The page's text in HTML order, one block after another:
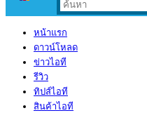
หน้าแรก
ดาวน์โหลด
ข่าวไอที
รีวิว
ทิปส์ไอที
สินค้าไอที